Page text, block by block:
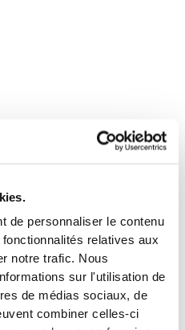
de personnaliser le contenu
relatives aux
notre trafic. Nous
sur l'utilisation de
de médias sociaux, de
combiner celles-ci